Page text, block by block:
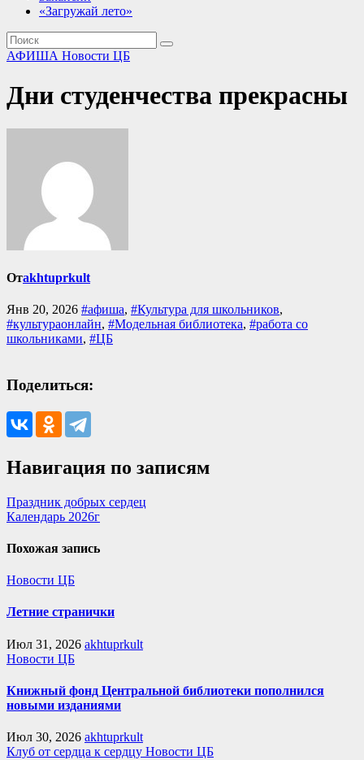
«Загружай лето»
АФИША Новости ЦБ
Дни студенчества прекрасны
Отakhtuprkult
Янв 20, 2026 #афиша, #Культура для школьников,
#культураонлайн, #Модельная библиотека, #работа со
школьниками, #ЦБ
Поделиться:
Навигация по записям
Праздник добрых сердец
Календарь 2026г
Похожая запись
Новости ЦБ
Летние странички
Июл 31, 2026 akhtuprkult
Новости ЦБ
Книжный фонд Центральной библиотеки пополнился
новыми изданиями
Июл 30, 2026 akhtuprkult
Клуб от сердца к сердцу Новости ЦБ